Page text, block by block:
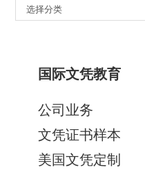
类
选择分类
国际文凭教育
公司业务
文凭证书样本
美国文凭定制